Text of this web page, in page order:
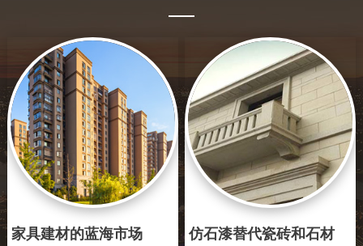
家具建材的蓝海市场 仿石漆替代瓷砖和石材